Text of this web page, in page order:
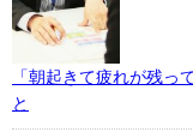
「朝起きて疲れが残っ
と